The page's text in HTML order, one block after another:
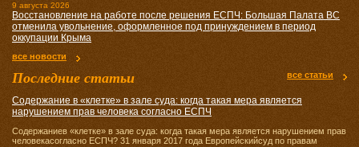
9 августа 2026
Восстановление на работе после решения ЕСПЧ: Большая Палата ВС
отменила увольнение, оформленное под принуждением в период
оккупации Крыма
все новости
Последние статьи все статьи
Содержание в «клетке» в зале суда: когда такая мера является
нарушением прав человека согласно ЕСПЧ
Содержаниев «клетке» в зале суда: когда такая мера является нарушением прав
человекасогласно ЕСПЧ? 31 января 2017 года Европейскийсуд по правам